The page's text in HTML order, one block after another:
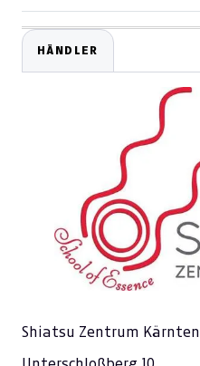
HÄNDLER
Shiatsu Zentrum Kärnten